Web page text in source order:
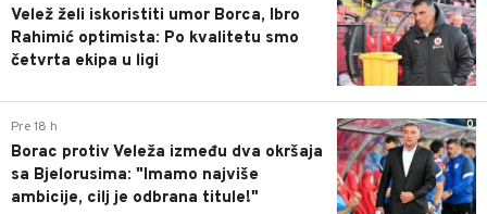
Velež želi iskoristiti umor Borca, Ibro
Rahimić optimista: Po kvalitetu smo
četvrta ekipa u ligi
0
Pre 18 h
Borac protiv Veleža između dva okršaja
sa Bjelorusima: "Imamo najviše
ambicije, cilj je odbrana titule!"